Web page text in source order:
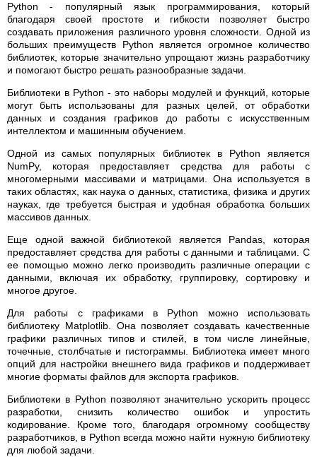
Python - популярный язык программирования, который
благодаря своей простоте и гибкости позволяет быстро
создавать приложения различного уровня сложности. Одной из
больших преимуществ Python является огромное количество
библиотек, которые значительно упрощают жизнь разработчику
и помогают быстро решать разнообразные задачи.
Библиотеки в Python - это наборы модулей и функций, которые
могут быть использованы для разных целей, от обработки
данных и создания графиков до работы с искусственным
интеллектом и машинным обучением.
Одной из самых популярных библиотек в Python является
NumPy, которая предоставляет средства для работы с
многомерными массивами и матрицами. Она используется в
таких областях, как наука о данных, статистика, физика и других
науках, где требуется быстрая и удобная обработка больших
массивов данных.
Еще одной важной библиотекой является Pandas, которая
предоставляет средства для работы с данными и таблицами. С
ее помощью можно легко производить различные операции с
данными, включая их обработку, группировку, сортировку и
многое другое.
Для работы с графиками в Python можно использовать
библиотеку Matplotlib. Она позволяет создавать качественные
графики различных типов и стилей, в том числе линейные,
точечные, столбчатые и гистограммы. Библиотека имеет много
опций для настройки внешнего вида графиков и поддерживает
многие форматы файлов для экспорта графиков.
Библиотеки в Python позволяют значительно ускорить процесс
разработки, снизить количество ошибок и упростить
кодирование. Кроме того, благодаря огромному сообществу
разработчиков, в Python всегда можно найти нужную библиотеку
для любой задачи.